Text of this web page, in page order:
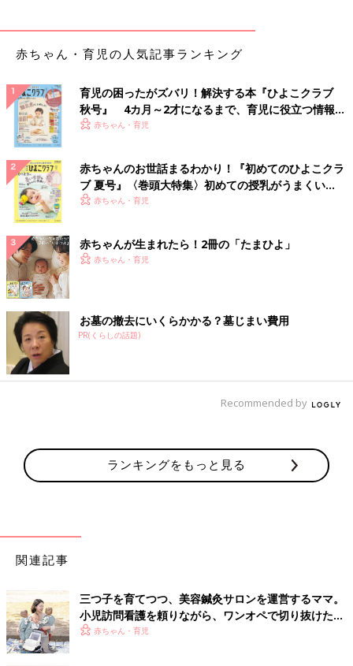
赤ちゃん・育児の人気記事ランキング
育児の困ったがズバリ！解決する本『ひよこクラブ
秋号』 4カ月～2才になるまで、育児に役立つ情報が
いっぱい！
赤ちゃん・育児
赤ちゃんのお世話まるわかり！『初めてのひよこクラ
ブ 夏号』〈巻頭大特集〉初めての授乳がうまくい
く！ おっぱい・ミルクの基本と夏のトラブル 解決テ
赤ちゃん・育児
赤ちゃんが生まれたら！2冊の「たまひよ」
赤ちゃん・育児
お墓の撤去にいくらかかる？墓じまい費用
PR(くらしの話題)
Recommended by
ランキングをもっと見る
関連記事
三つ子を育てつつ、美容鍼灸サロンを運営するママ。
小児訪問看護を頼りながら、ワンオペで切り抜けた赤
ちゃん育児！【多胎インタビュー・後編】
赤ちゃん・育児